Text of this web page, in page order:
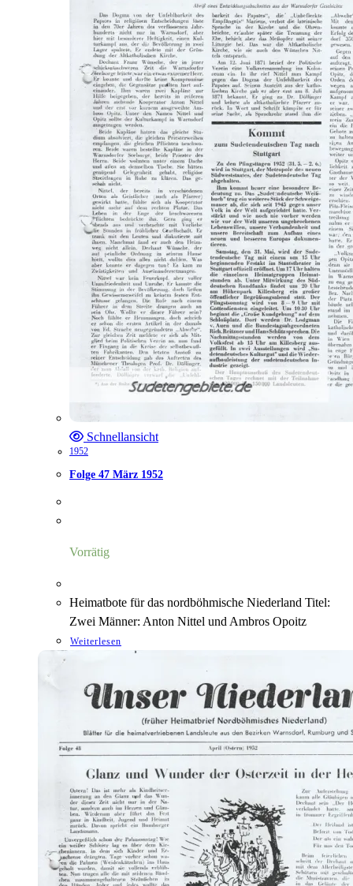
Schnellansicht
1952
Folge 47 März 1952
Vorrätig
Heimatbote für das nordböhmische Niederland Titel:
Zwei Männer: Anton Nittel und Ambros Opoitz
Weiterlesen